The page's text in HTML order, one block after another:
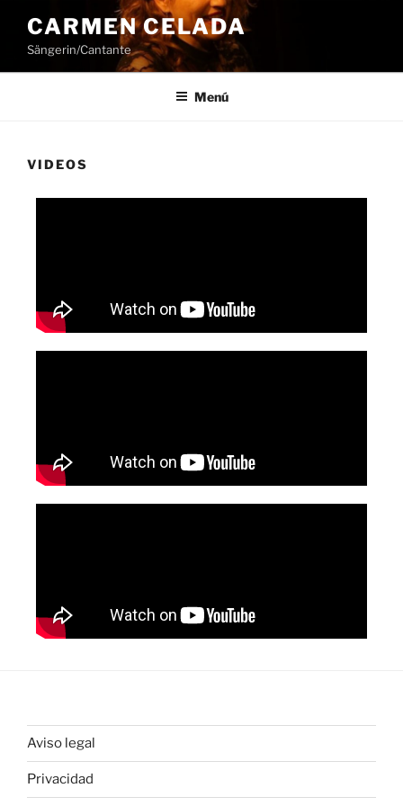
CARMEN CELADA
Sängerin/Cantante
Menú
VIDEOS
Aviso legal
Privacidad